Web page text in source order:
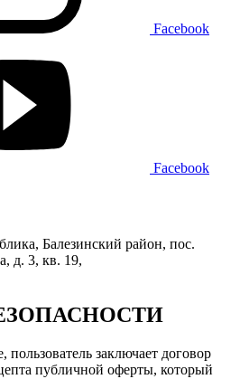
Facebook
Facebook
Балезинский район, пос.
д. 3, кв. 19,
заключает договор
публичной оферты, который